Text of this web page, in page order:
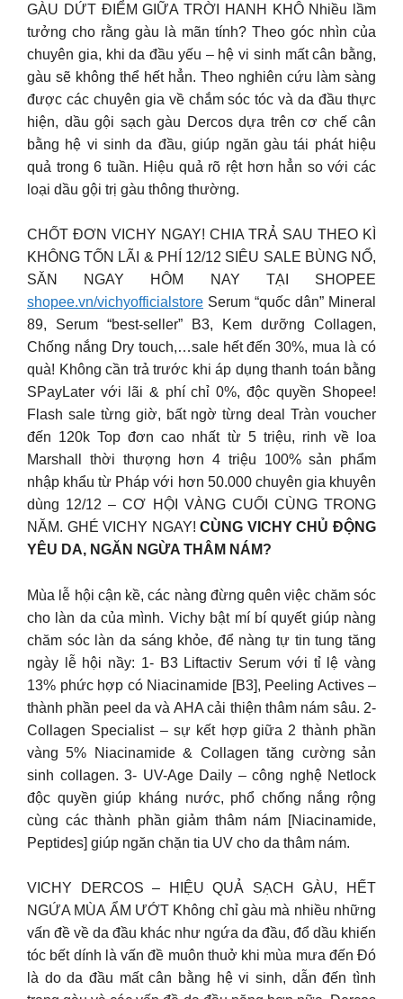
GÀU DỨT ĐIỂM GIỮA TRỜI HANH KHÔ Nhiều lầm
tưởng cho rằng gàu là mãn tính? Theo góc nhìn của
chuyên gia, khi da đầu yếu – hệ vi sinh mất cân bằng,
gàu sẽ không thể hết hẳn. Theo nghiên cứu làm sàng
được các chuyên gia về chắm sóc tóc và da đầu thực
hiện, dầu gội sạch gàu Dercos dựa trên cơ chế cân
bằng hệ vi sinh da đầu, giúp ngăn gàu tái phát hiệu
quả trong 6 tuần. Hiệu quả rõ rệt hơn hẳn so với các
loại dầu gội trị gàu thông thường.
CHỐT ĐƠN VICHY NGAY! CHIA TRẢ SAU THEO KÌ
KHÔNG TỐN LÃI & PHÍ 12/12 SIÊU SALE BÙNG NỔ,
SĂN NGAY HÔM NAY TẠI SHOPEE
shopee.vn/vichyofficialstore Serum “quốc dân” Mineral
89, Serum “best-seller” B3, Kem dưỡng Collagen,
Chống nắng Dry touch,…sale hết đến 30%, mua là có
quà! Không cần trả trước khi áp dụng thanh toán bằng
SPayLater với lãi & phí chỉ 0%, độc quyền Shopee!
Flash sale từng giờ, bất ngờ từng deal Tràn voucher
đến 120k Top đơn cao nhất từ 5 triệu, rinh về loa
Marshall thời thượng hơn 4 triệu 100% sản phẩm
nhập khẩu từ Pháp với hơn 50.000 chuyên gia khuyên
dùng 12/12 – CƠ HỘI VÀNG CUỐI CÙNG TRONG
NĂM. GHÉ VICHY NGAY!CÙNG VICHY CHỦ ĐỘNG
YÊU DA, NGĂN NGỪA THÂM NÁM?
Mùa lễ hội cận kề, các nàng đừng quên việc chăm sóc
cho làn da của mình. Vichy bật mí bí quyết giúp nàng
chăm sóc làn da sáng khỏe, để nàng tự tin tung tăng
ngày lễ hội nầy: 1- B3 Liftactiv Serum với tỉ lệ vàng
13% phức hợp có Niacinamide [B3], Peeling Actives –
thành phần peel da và AHA cải thiện thâm nám sâu. 2-
Collagen Specialist – sự kết hợp giữa 2 thành phần
vàng 5% Niacinamide & Collagen tăng cường sản
sinh collagen. 3- UV-Age Daily – công nghệ Netlock
độc quyền giúp kháng nước, phổ chống nắng rộng
cùng các thành phần giảm thâm nám [Niacinamide,
Peptides] giúp ngăn chặn tia UV cho da thâm nám.
VICHY DERCOS – HIỆU QUẢ SẠCH GÀU, HẾT
NGỨA MÙA ẨM ƯỚT Không chỉ gàu mà nhiều những
vấn đề về da đầu khác như ngứa da đầu, đổ dầu khiến
tóc bết dính là vấn đề muôn thuở khi mùa mưa đến Đó
là do da đầu mất cân bằng hệ vi sinh, dẫn đến tình